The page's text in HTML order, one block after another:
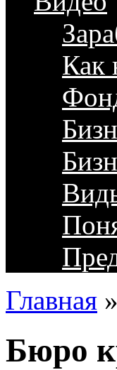
Как
Главная »
Бюро